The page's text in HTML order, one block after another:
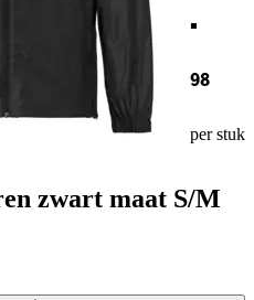
.
98
per stuk
zwart maat S/M